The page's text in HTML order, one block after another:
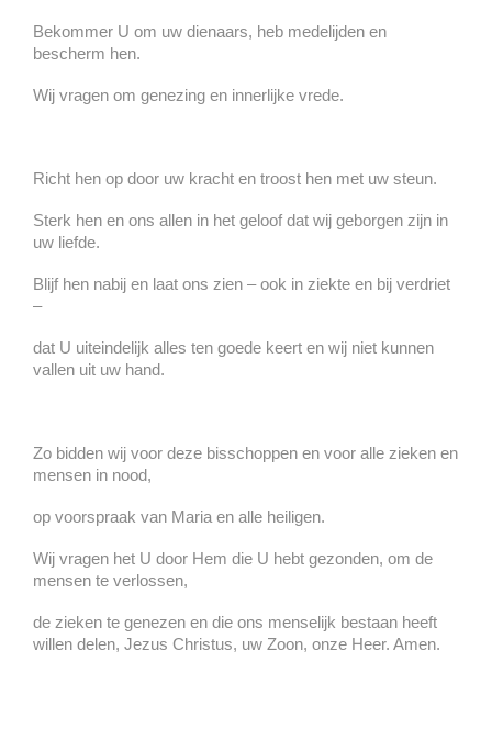
Bekommer U om uw dienaars, heb medelijden en
bescherm hen.
Wij vragen om genezing en innerlijke vrede.
Richt hen op door uw kracht en troost hen met uw steun.
Sterk hen en ons allen in het geloof dat wij geborgen zijn in
uw liefde.
Blijf hen nabij en laat ons zien – ook in ziekte en bij verdriet
–
dat U uiteindelijk alles ten goede keert en wij niet kunnen
vallen uit uw hand.
Zo bidden wij voor deze bisschoppen en voor alle zieken en
mensen in nood,
op voorspraak van Maria en alle heiligen.
Wij vragen het U door Hem die U hebt gezonden, om de
mensen te verlossen,
de zieken te genezen en die ons menselijk bestaan heeft
willen delen, Jezus Christus, uw Zoon, onze Heer. Amen.